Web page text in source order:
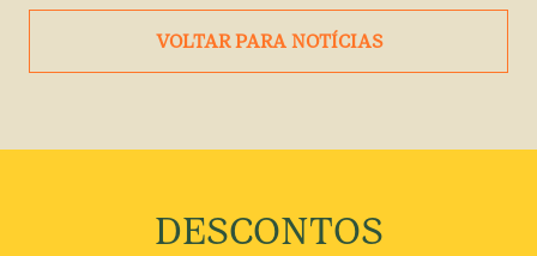
VOLTAR PARA NOTÍCIAS
DESCONTOS